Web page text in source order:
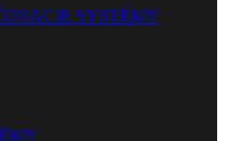
SYSTÉMY